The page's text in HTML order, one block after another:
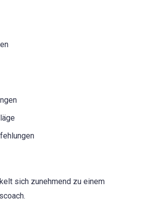
sich zunehmend zu einem